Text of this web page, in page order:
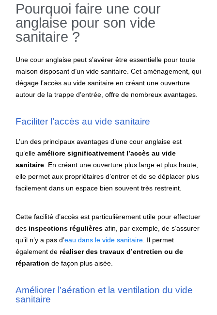
Pourquoi faire une cour
anglaise pour son vide
sanitaire ?
Une cour anglaise peut s’avérer être essentielle pour toute
maison disposant d’un vide sanitaire. Cet aménagement, qui
dégage l’accès au vide sanitaire en créant une ouverture
autour de la trappe d’entrée, offre de nombreux avantages.
Faciliter l’accès au vide sanitaire
L’un des principaux avantages d’une cour anglaise est
qu’elleaméliore significativement l’accès au vide
sanitaire. En créant une ouverture plus large et plus haute,
elle permet aux propriétaires d’entrer et de se déplacer plus
facilement dans un espace bien souvent très restreint.
Cette facilité d’accès est particulièrement utile pour effectuer
des inspections régulières afin, par exemple, de s’assurer
qu’il n’y a pas d’eau dans le vide sanitaire . Il permet
également de réaliser des travaux d’entretien ou de
réparation de façon plus aisée.
Améliorer l’aération et la ventilation du vide
sanitaire